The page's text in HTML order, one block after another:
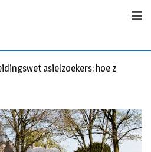
asielzoekers: hoe zit dat?